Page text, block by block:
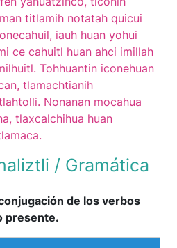
titlamih notatah quicui
iauh huan yohui
ce cahuitl huan ahci imillah
Tohhuantin iconehuan
tlamachtianih
Nonanan mocahua
tlaxcalchihua huan
/ Gramática
de los verbos
presente.